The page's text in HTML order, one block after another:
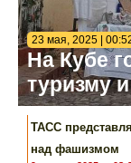
23 мая, 2025 |
На Кубе
туризму
ТАСС
над фашизмом